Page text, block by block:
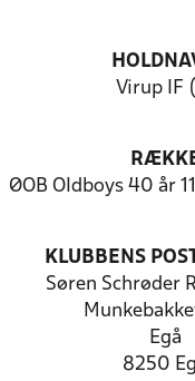
Virup IF
ØOB Oldboys 40 år
KLUBBENS
Søren Schrøder
Egå
8250